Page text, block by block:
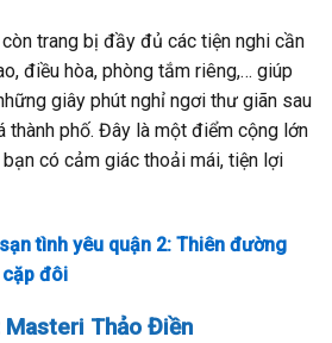
trang bị đầy đủ các tiện nghi cần
điều hòa, phòng tắm riêng,… giúp
giây phút nghỉ ngơi thư giãn sau
thành phố. Đây là một điểm cộng lớn
có cảm giác thoải mái, tiện lợi
tình yêu quận 2: Thiên đường
đôi
Thảo Điền